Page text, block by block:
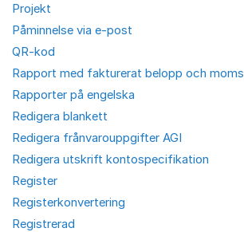
Projekt
Påminnelse via e-post
QR-kod
Rapport med fakturerat belopp och moms
Rapporter på engelska
Redigera blankett
Redigera frånvarouppgifter AGI
Redigera utskrift kontospecifikation
Register
Registerkonvertering
Registrerad